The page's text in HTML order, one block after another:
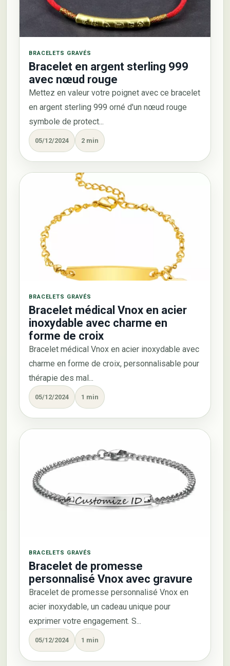
BRACELETS GRAVÉS
Bracelet en argent sterling 999
avec nœud rouge
Mettez en valeur votre poignet avec ce bracelet
en argent sterling 999 orné d'un nœud rouge
symbole de protect...
05/12/2024 2 min
BRACELETS GRAVÉS
Bracelet médical Vnox en acier
inoxydable avec charme en
forme de croix
Bracelet médical Vnox en acier inoxydable avec
charme en forme de croix, personnalisable pour
thérapie des mal...
05/12/2024 1 min
BRACELETS GRAVÉS
Bracelet de promesse
personnalisé Vnox avec gravure
Bracelet de promesse personnalisé Vnox en
acier inoxydable, un cadeau unique pour
exprimer votre engagement. S...
05/12/2024 1 min